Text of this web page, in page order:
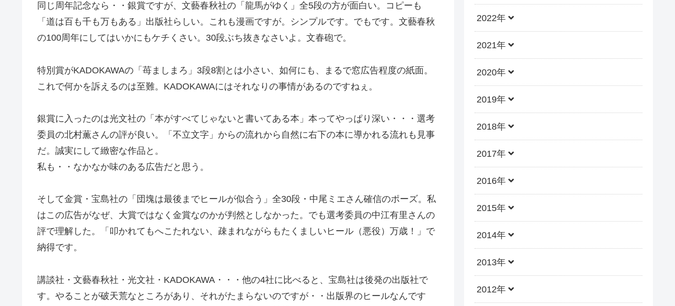
同じ周年記念なら・・銀賞ですが、文藝春秋社の「龍馬がゆく」全5段の方が面白い。コピーも
「道は百も千も万もある」出版社らしい。これも漫画ですが。シンプルです。でもです。文藝春秋
の100周年にしてはいかにもケチくさい。30段ぶち抜きなさいよ。文春砲で。
特別賞がKADOKAWAの「苺ましまろ」3段8割とは小さい、如何にも、まるで窓広告程度の紙面。
これで何かを訴えるのは至難。KADOKAWAにはそれなりの事情があるのですねぇ。
銀賞に入ったのは光文社の「本がすべてじゃないと書いてある本」本ってやっぱり深い・・・選考
委員の北村薫さんの評が良い。「不立文字」からの流れから自然に右下の本に導かれる流れも見事
だ。誠実にして緻密な作品と。
私も・・なかなか味のある広告だと思う。
そして金賞・宝島社の「団塊は最後までヒールが似合う」全30段・中尾ミエさん確信のポーズ。私
はこの広告がなぜ、大賞ではなく金賞なのかが判然としなかった。でも選考委員の中江有里さんの
評で理解した。「叩かれてもへこたれない、疎まれながらもたくましいヒール（悪役）万歳！」で
納得です。
講談社・文藝春秋社・光文社・KADOKAWA・・・他の4社に比べると、宝島社は後発の出版社で
す。やることが破天荒なところがあり、それがたまらないのですが・・出版界のヒールなんです
2022年
2021年
2020年
2019年
2018年
2017年
2016年
2015年
2014年
2013年
2012年